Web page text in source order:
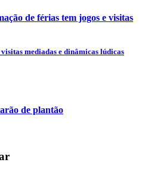
de férias tem jogos e visitas
mediadas e dinâmicas lúdicas
de plantão